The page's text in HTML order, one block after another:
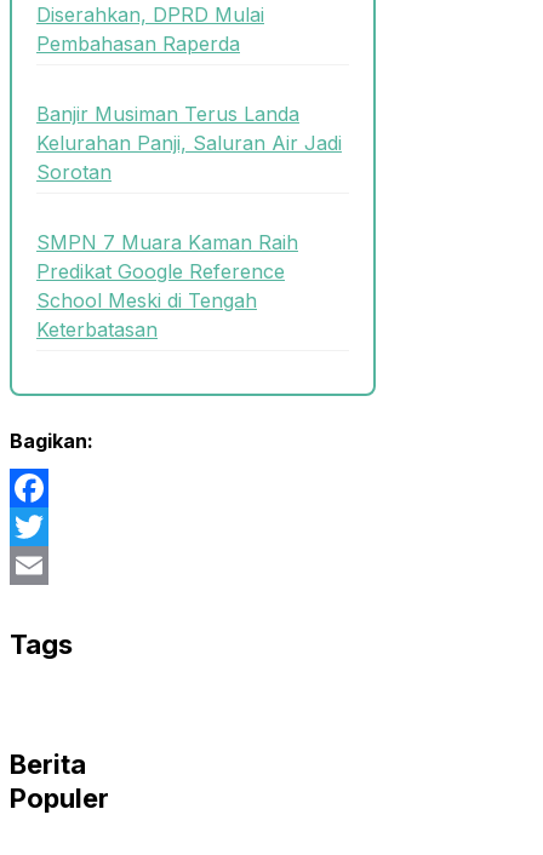
Diserahkan, DPRD Mulai
Pembahasan Raperda
Banjir Musiman Terus Landa
Kelurahan Panji, Saluran Air Jadi
Sorotan
SMPN 7 Muara Kaman Raih
Predikat Google Reference
School Meski di Tengah
Keterbatasan
Bagikan:
Facebook
Twitter
Tags
Berita
Populer